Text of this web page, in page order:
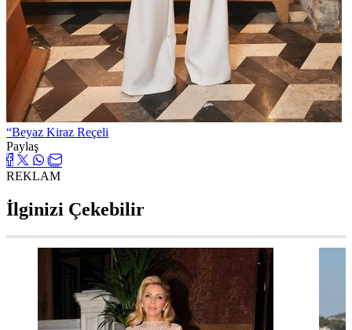
“Beyaz Kiraz Reçeli
Paylaş
REKLAM
İlginizi Çekebilir